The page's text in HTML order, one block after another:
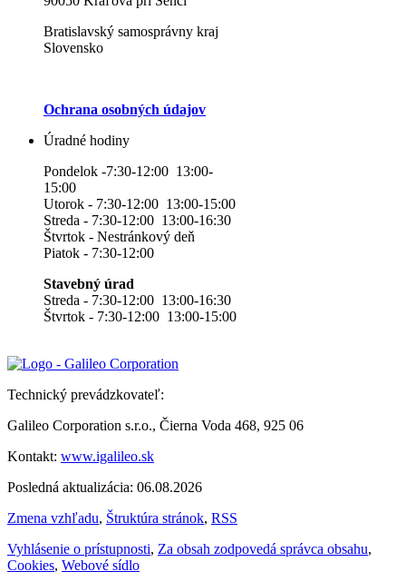
Bratislavský samosprávny kraj
Slovensko
Ochrana osobných údajov
Úradné hodiny
Pondelok -7:30-12:00 13:00-
15:00
Utorok - 7:30-12:00 13:00-15:00
Streda - 7:30-12:00 13:00-16:30
Štvrtok - Nestránkový deň
Piatok - 7:30-12:00
Stavebný úrad
Streda - 7:30-12:00 13:00-16:30
Štvrtok - 7:30-12:00 13:00-15:00
Technický prevádzkovateľ:
Galileo Corporation s.r.o., Čierna Voda 468, 925 06
Kontakt: www.igalileo.sk
Posledná aktualizácia: 06.08.2026
Zmena vzhľadu, Štruktúra stránok, RSS
Vyhlásenie o prístupnosti, Za obsah zodpovedá správca obsahu,
Cookies, Webové sídlo